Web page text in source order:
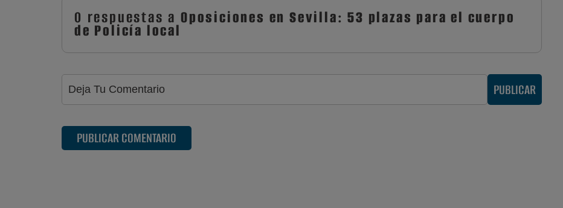
0 respuestas a Oposiciones en Sevilla: 53 plazas para el cuerpo
de Policía local
PUBLICAR
PUBLICAR COMENTARIO